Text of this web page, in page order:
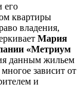
его
квартиры
владения,
Мария
«Метриум
данным жильем
зависит от
и